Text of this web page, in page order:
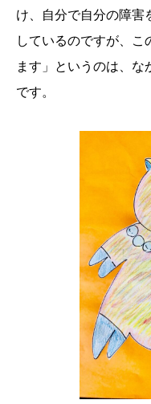
け、自分で自分の障害
しているのですが、こ
ます」というのは、な
です。